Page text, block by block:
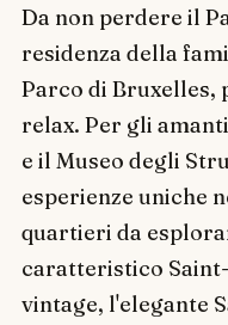
Da non perdere il
residenza della
Parco di Bruxelles,
relax. Per gli
e il Museo degli
esperienze uniche
quartieri da
caratteristico
vintage, l'elegante